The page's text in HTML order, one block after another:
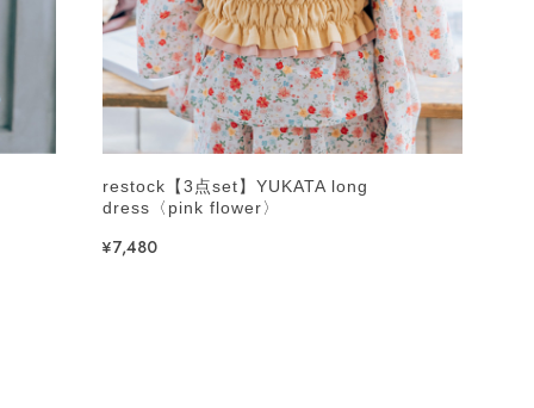
restock【3点set】YUKATA long
dress〈pink flower〉
¥7,480